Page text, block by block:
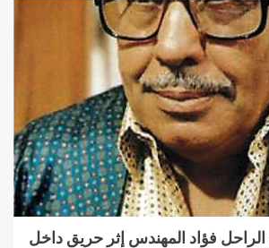
الراحل فؤاد المهندس إثر حريق داخل